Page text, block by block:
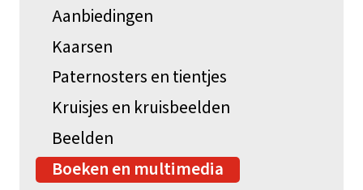
Aanbiedingen
Kaarsen
Paternosters en tientjes
Kruisjes en kruisbeelden
Beelden
Boeken en multimedia